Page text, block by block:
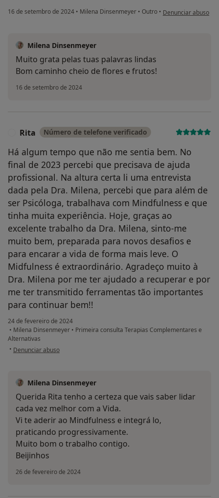
16 de setembro de 2024 • Milena Dinsenmeyer • Outro • na opinião do
Denunciar abuso
Milena Dinsenmeyer
Muito grata pelas tuas palavras lindas
Bom caminho cheio de flores e frutos!
16 de setembro de 2024
Rita Número de telefone verificado
Há algum tempo que não me sentia bem. No
final de 2023 percebi que precisava de ajuda
profissional. Na altura certa li uma entrevista
dada pela Dra. Milena, percebi que para além de
ser Psicóloga, trabalhava com Mindfulness e que
tinha muita experiência. Hoje, graças ao
excelente trabalho da Dra. Milena, sinto-me
muito bem, preparada para novos desafios e
para encarar a vida de forma mais leve. O
Midfulness é extraordinário. Agradeço muito à
Dra. Milena por me ter ajudado a recuperar e por
me ter transmitido ferramentas tão importantes
para continuar bem!!
24 de fevereiro de 2024
• Milena Dinsenmeyer • Primeira consulta Terapias Complementares e
Alternativas
• na opinião do utilizador Rita
Denunciar abuso
Milena Dinsenmeyer
Querida Rita tenho a certeza que vais saber lidar
cada vez melhor com a Vida.
Vi te aderir ao Mindfulness e integrá lo,
praticando progressivamente.
Muito bom o trabalho contigo.
Beijinhos
26 de fevereiro de 2024